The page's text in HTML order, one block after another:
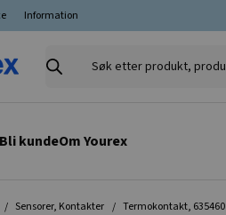
Information
Søk
kategori
Bli kundeOm Yourex
Sensorer, Kontakter Termokontakt, 635460